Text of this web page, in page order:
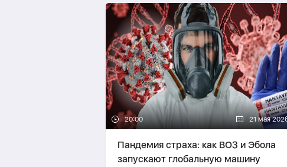
20:00 21 мая
Пандемия страха: как ВОЗ и Эбола
запускают глобальную машину